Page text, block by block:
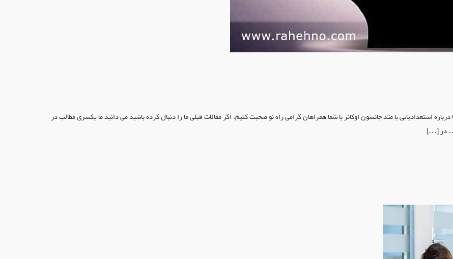
استعدادیابی با متد جانسون اوکانر با شما همراهان گرامی راه نو صحبت کنیم. اگر مقالات قبلی ما را دنبال کرده باشید می دانید ما یکسری مطالب در
… در […]